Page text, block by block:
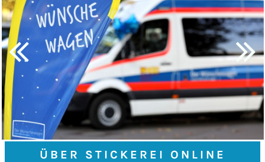
ÜBER STICKEREI ONLINE